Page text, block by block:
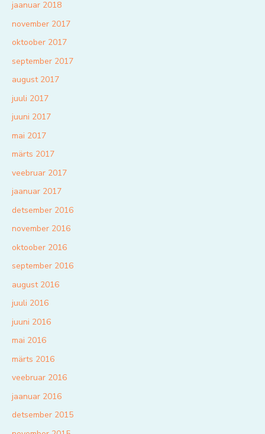
jaanuar 2018
november 2017
oktoober 2017
september 2017
august 2017
juuli 2017
juuni 2017
mai 2017
märts 2017
veebruar 2017
jaanuar 2017
detsember 2016
november 2016
oktoober 2016
september 2016
august 2016
juuli 2016
juuni 2016
mai 2016
märts 2016
veebruar 2016
jaanuar 2016
detsember 2015